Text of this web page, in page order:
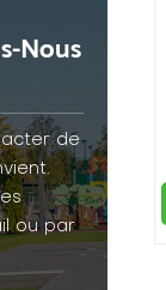
Nous
de
ou par